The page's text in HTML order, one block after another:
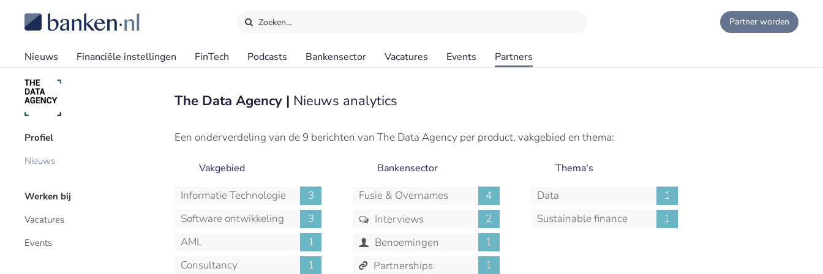
Zoeken… Partner worden
Nieuws Financiële instellingen FinTech Podcasts Bankensector Vacatures Events Partners
Profiel
Nieuws
Werken bij
Vacatures
Events
The Data Agency | Nieuws analytics
Een onderverdeling van de 9 berichten van The Data Agency per product, vakgebied en thema:
Vakgebied
Informatie Technologie
3
Software ontwikkeling
3
AML
1
Consultancy
1
Bankensector
Fusie & Overnames
4
Interviews
2
Benoemingen
1
Partnerships
1
Thema's
Data
1
Sustainable finance
1